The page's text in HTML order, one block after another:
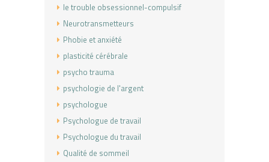
le trouble obsessionnel-compulsif
Neurotransmetteurs
Phobie et anxiété
plasticité cérébrale
psycho trauma
psychologie de l'argent
psychologue
Psychologue de travail
Psychologue du travail
Qualité de sommeil